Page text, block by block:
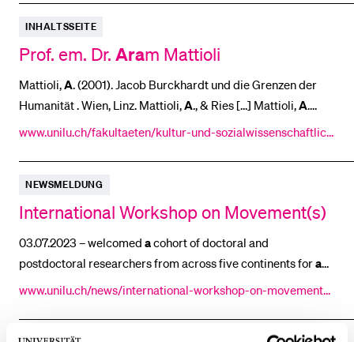
Bonn andaResearch Associate at the [...] the thesis that this
could also be accompanied by
increasingly plausible. At the
INHALTSSEITE
Prof. em. Dr. Aram Mattioli
Mattioli,A. (2001). Jacob Burckhardt und die Grenzen der
Humanität . Wien, Linz. Mattioli,A., & Ries [...] Mattioli,A.
(1997). Gonzague de Reynold: Idéologue d´une Suisse
(1996). Völkerschau: Exotik vor der Haustür. Traverse , (3),
165–168. Mattioli,
www.unilu.ch/fakultaeten/kultur-und-sozialwissenschaftlich
NEWSMELDUNG
International Workshop on Movement(s)
03.07.2023 – welcomed acohort of doctoral and
postdoctoral researchers from across five continents fora
week of intensive [...] exchange. Through
sessions andafilm screening [...] screening, participants
www.unilu.ch/news/international-workshop-on-movements-